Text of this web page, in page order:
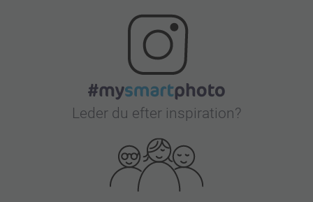
Leder du efter inspiration?